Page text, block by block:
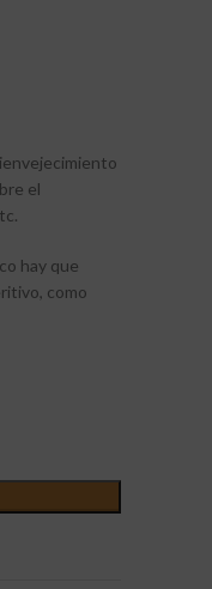
el
hay que
como